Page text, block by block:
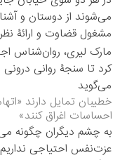
می‌شوند از دوستان و
مشغول قضاوت و ارائۀ
مارک لیری، روان‌شناس
کرد تا سنجۀ روانی
می‌گوید
خطیبان تمایل دارند
احساسات اغراق کنند»
به چشم دیگران چگونه
عزت‌نفس احتیاجی